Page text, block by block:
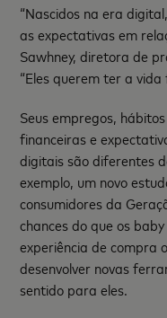
“Nascidos na era
as expectativas em
Sawhney, diretora de
“Eles querem ter a
Seus empregos,
financeiras e
digitais são diferentes
exemplo, um novo
consumidores da
chances do que os
experiência de compra
desenvolver novas
sentido para eles.